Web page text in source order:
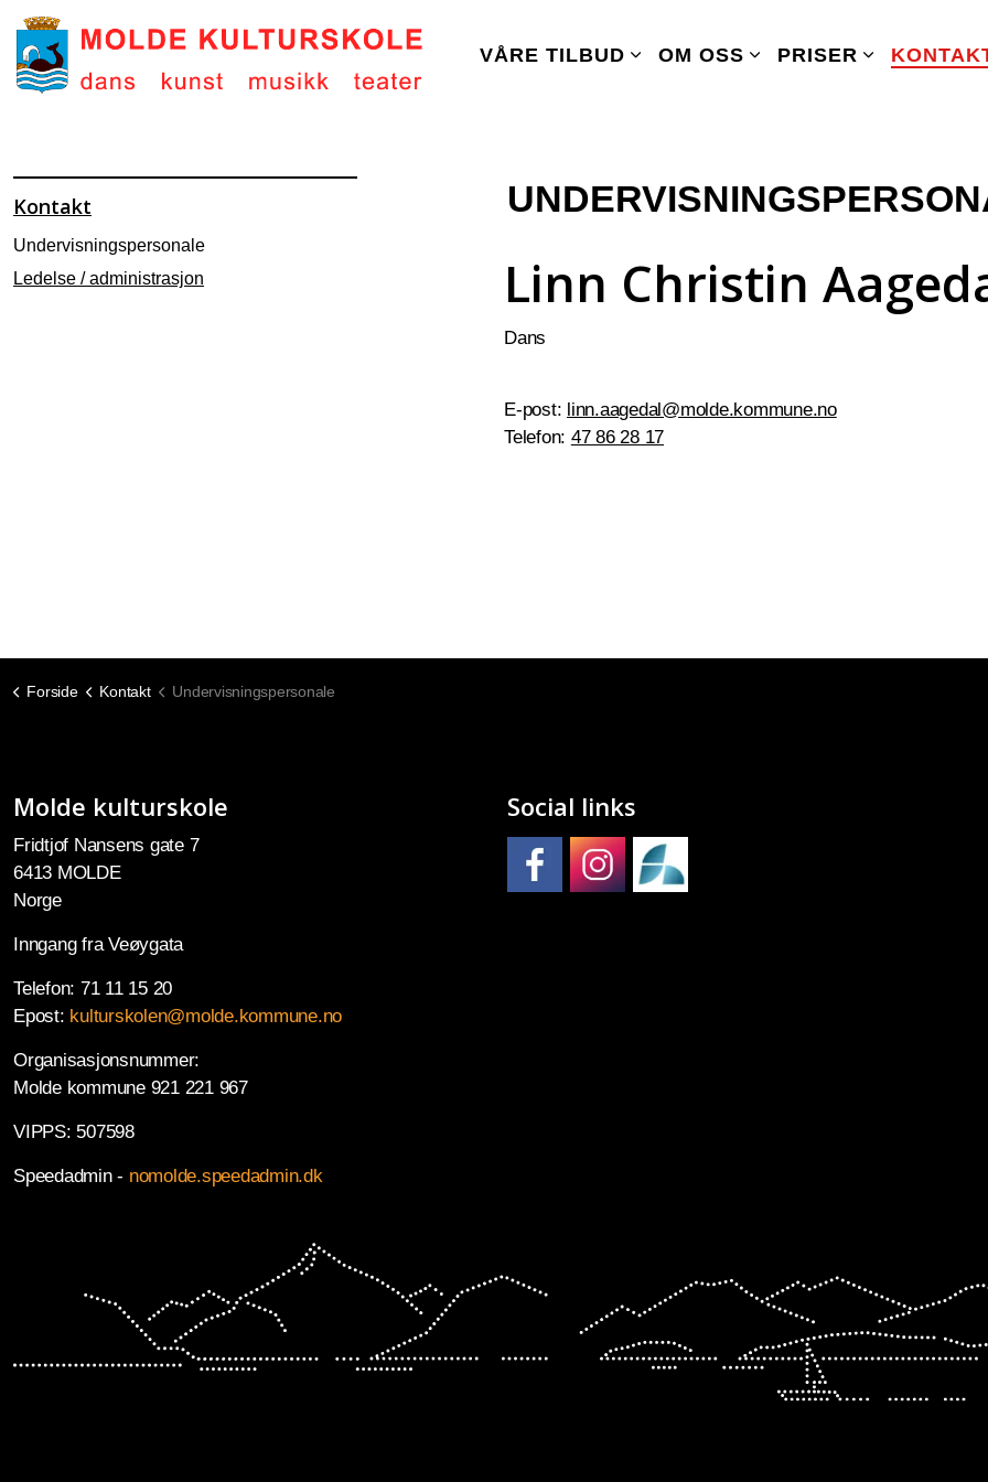
VÅRE TILBUD OM OSS PRISER
Linn Christin
Dans
E-post: linn.aagedal@molde.kommune.no
Telefon: 47 86 28 17
Kontakt
Undervisningspersonale
Ledelse / administrasjon
Forside Kontakt Undervisningspersonale
Molde kulturskole
Fridtjof Nansens gate 7
6413 MOLDE
Norge
Inngang fra Veøygata
Telefon: 71 11 15 20
Epost: kulturskolen@molde.kommune.no
Organisasjonsnummer:
Molde kommune 921 221 967
VIPPS: 507598
Speedadmin - nomolde.speedadmin.dk
Social links